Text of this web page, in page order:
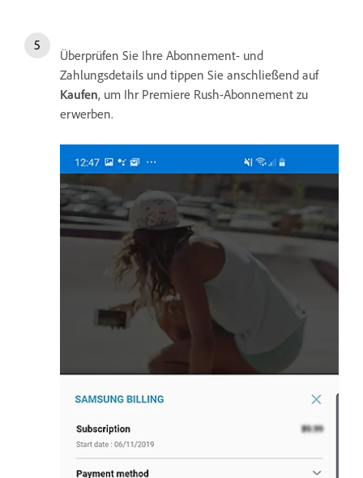
Überprüfen Sie Ihre Abonnement- und
Zahlungsdetails und tippen Sie anschließend auf
Kaufen, um Ihr Premiere Rush-Abonnement zu
erwerben.